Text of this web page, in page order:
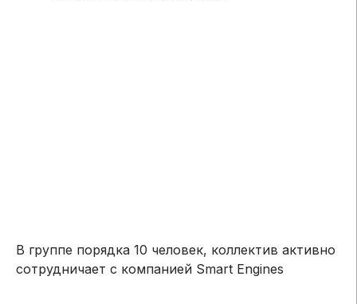
В группе порядка 10 человек, коллектив активно
сотрудничает с компанией Smart Engines